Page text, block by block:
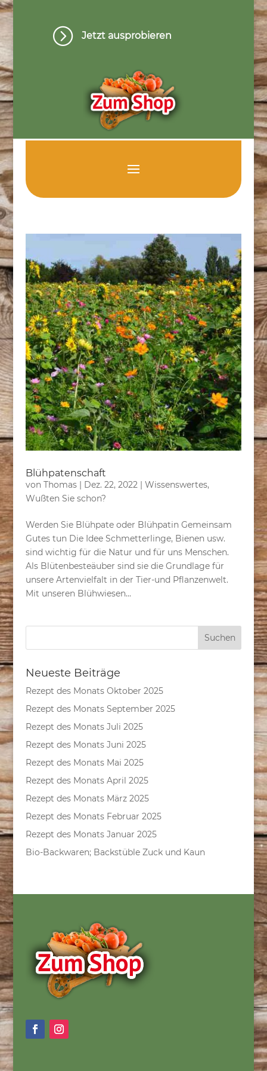
= Jetzt ausprobieren
Blühpatenschaft
von Thomas| Dez. 22, 2022| Wissenswertes,
Wußten Sie schon?
Werden Sie Blühpate oder Blühpatin Gemeinsam
Gutes tun Die Idee Schmetterlinge, Bienen usw.
sind wichtig für die Natur und für uns Menschen.
Als Blütenbesteäuber sind sie die Grundlage für
unsere Artenvielfalt in der Tier-und Pflanzenwelt.
Mit unseren Blühwiesen...
Neueste Beiträge
Rezept des Monats Oktober 2025
Rezept des Monats September 2025
Rezept des Monats Juli 2025
Rezept des Monats Juni 2025
Rezept des Monats Mai 2025
Rezept des Monats April 2025
Rezept des Monats März 2025
Rezept des Monats Februar 2025
Rezept des Monats Januar 2025
Bio-Backwaren; Backstüble Zuck und Kaun